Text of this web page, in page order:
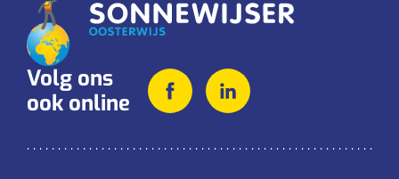
Volg ons
ook online